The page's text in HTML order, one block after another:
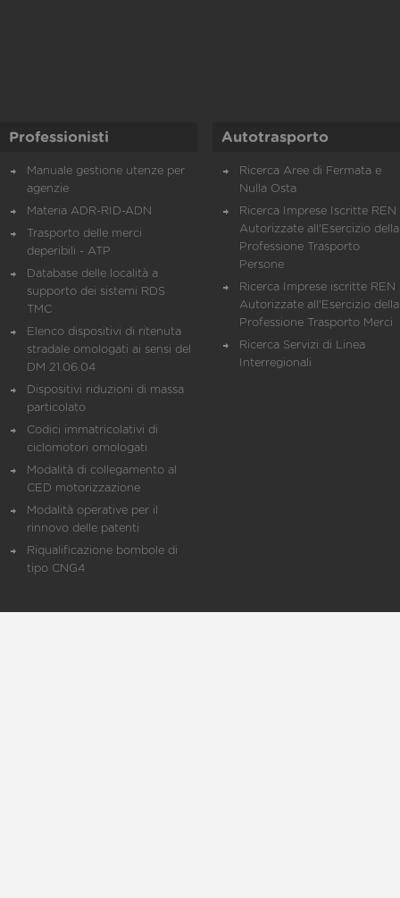
Professionisti
Manuale gestione utenze per
agenzie
Materia ADR-RID-ADN
Trasporto delle merci
deperibili - ATP
Database delle località a
supporto dei sistemi RDS
TMC
Elenco dispositivi di ritenuta
stradale omologati ai sensi del
DM 21.06.04
Dispositivi riduzioni di massa
particolato
Codici immatricolativi di
ciclomotori omologati
Modalità di collegamento al
CED motorizzazione
Modalità operative per il
rinnovo delle patenti
Riqualificazione bombole di
tipo CNG4
Autotrasporto
Ricerca Aree di Fermata e
Nulla Osta
Ricerca Imprese Iscritte REN
Autorizzate all'Esercizio della
Professione Trasporto
Persone
Ricerca Imprese iscritte REN
Autorizzate all'Esercizio della
Professione Trasporto Merci
Ricerca Servizi di Linea
Interregionali